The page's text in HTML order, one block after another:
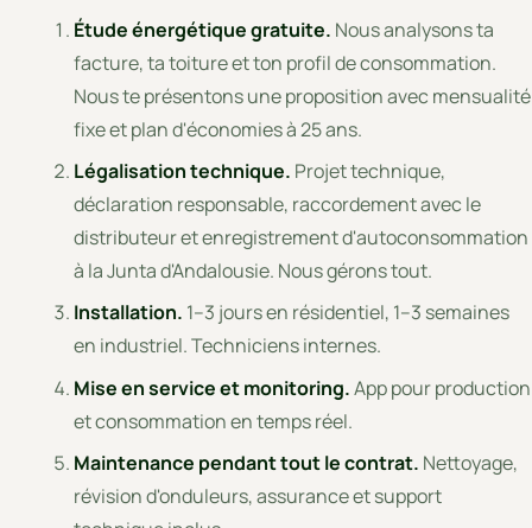
Étude énergétique gratuite. Nous analysons ta
facture, ta toiture et ton profil de consommation.
Nous te présentons une proposition avec mensualité
fixe et plan d'économies à 25 ans.
Légalisation technique. Projet technique,
déclaration responsable, raccordement avec le
distributeur et enregistrement d'autoconsommation
à la Junta d'Andalousie. Nous gérons tout.
Installation. 1–3 jours en résidentiel, 1–3 semaines
en industriel. Techniciens internes.
Mise en service et monitoring.App pour production
et consommation en temps réel.
Maintenance pendant tout le contrat. Nettoyage,
révision d'onduleurs, assurance et support